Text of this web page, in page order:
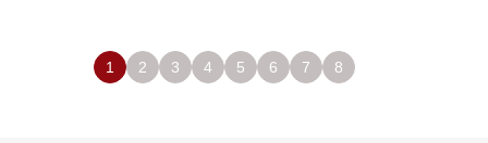
1 2 3 4 5 6 7 8